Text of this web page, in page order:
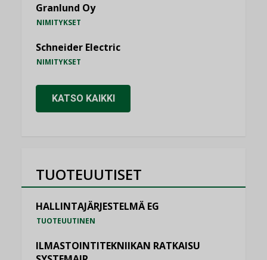
Granlund Oy
NIMITYKSET
Schneider Electric
NIMITYKSET
KATSO KAIKKI
TUOTEUUTISET
HALLINTAJÄRJESTELMÄ EG
TUOTEUUTINEN
ILMASTOINTITEKNIIKAN RATKAISU